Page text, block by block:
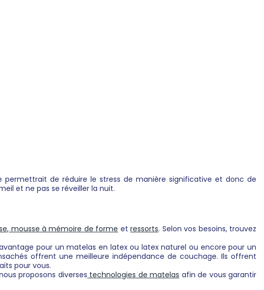
permettrait de réduire le stress de manière significative et donc de
et ne pas se réveiller la nuit.
, mousse à mémoire de forme etressorts. Selon vos besoins, trouvez
pour un matelas en latex ou latex naturel ou encore pour un
offrent une meilleure indépendance de couchage. Ils offrent
pour vous.
proposons diverses technologies de matelas afin de vous garantir